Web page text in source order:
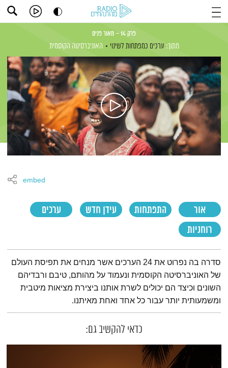
פרק 14 – מאור פנים
מתוך: ערכים כמפתחות לשינוי האוניברסיטה הקוסמית
אור התפתחות עידן חדש
ערכים
רוחניות
embed
תמצית הפודקאסט
סדרה בה נפרוט את 24 הערכים אשר מנחים את תפיסת העולם
של האוניברסיטה הקוסמית ונעמוד על מהותם, טיבם ורבדיהם
השונים וכיצד הם יכולים לשרת אותנו ביצירת מציאות מיטבית
ומשמעותית יותר עבור כל אחד ואחת מאיתנו.
כדאי להקשיב גם: